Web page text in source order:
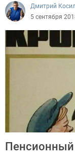
Дмитрий
5 сентября
Пенсионный